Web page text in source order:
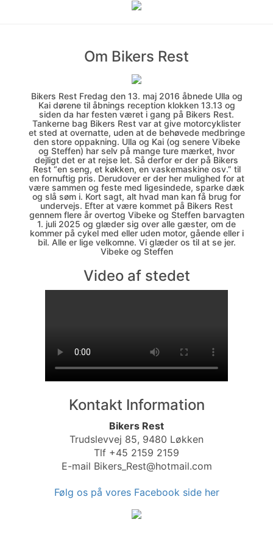
Om Bikers Rest
Bikers Rest Fredag den 13. maj 2016 åbnede Ulla og
Kai dørene til åbnings reception klokken 13.13 og
siden da har festen været i gang på Bikers Rest.
Tankerne bag Bikers Rest var at give motorcyklister
et sted at overnatte, uden at de behøvede medbringe
den store oppakning. Ulla og Kai (og senere Vibeke
og Steffen) har selv på mange ture mærket, hvor
dejligt det er at rejse let. Så derfor er der på Bikers
Rest “en seng, et køkken, en vaskemaskine osv.” til
en fornuftig pris. Derudover er der her mulighed for at
være sammen og feste med ligesindede, sparke dæk
og slå søm i. Kort sagt, alt hvad man kan få brug for
undervejs. Efter at være kommet på Bikers Rest
gennem flere år overtog Vibeke og Steffen barvagten
1. juli 2025 og glæder sig over alle gæster, om de
kommer på cykel med eller uden motor, gående eller i
bil. Alle er lige velkomne. Vi glæder os til at se jer.
Vibeke og Steffen
Video af stedet
Kontakt Information
Bikers Rest
Trudslevvej 85, 9480 Løkken
Tlf +45 2159 2159
E-mail Bikers_Rest@hotmail.com
Følg os på vores Facebook side her